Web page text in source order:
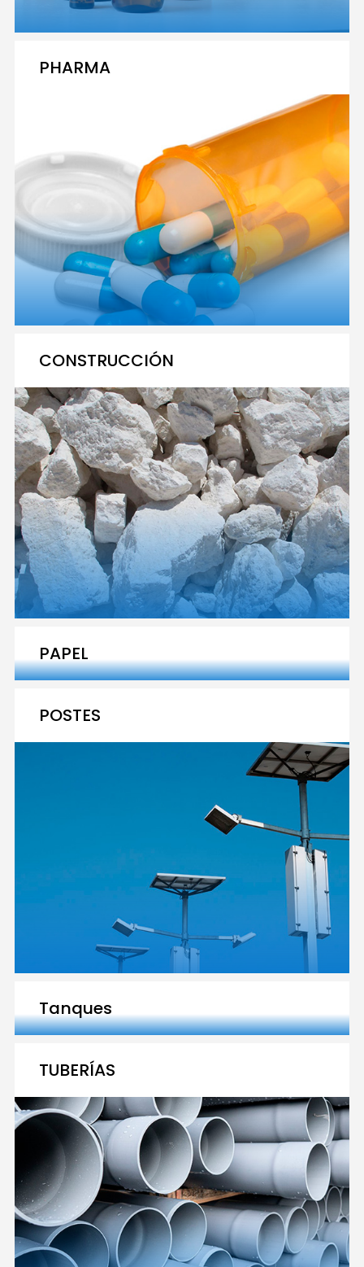
PHARMA
CONSTRUCCIÓN
PAPEL
POSTES
Tanques
TUBERÍAS